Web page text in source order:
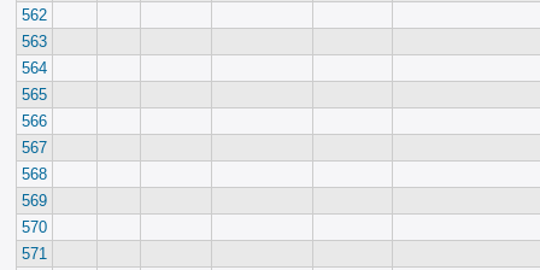
562
563
564
565
566
567
568
569
570
571